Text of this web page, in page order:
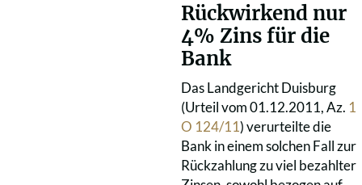
Rückwirkend nur
4% Zins für die
Bank
Das Landgericht Duisburg
(Urteil vom 01.12.2011, Az. 1
O 124/11) verurteilte die
Bank in einem solchen Fall zur
Rückzahlung zu viel bezahlter